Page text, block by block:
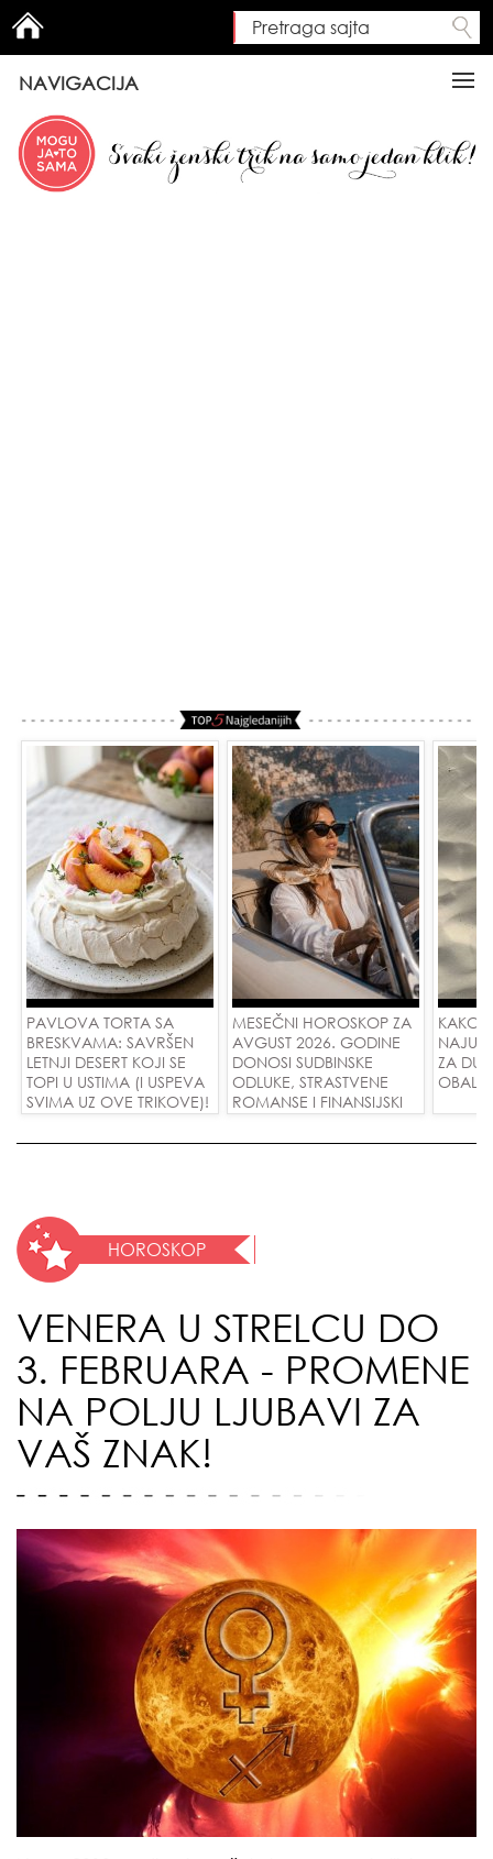
Search form
Pretraga sajta
NAVIGACIJA
PAVLOVA TORTA SA
BRESKVAMA: SAVRŠEN
LETNJI DESERT KOJI SE
TOPI U USTIMA (I USPEVA
SVIMA UZ OVE TRIKOVE)!
MESEČNI HOROSKOP ZA
AVGUST 2026. GODINE
DONOSI SUDBINSKE
ODLUKE, STRASTVENE
ROMANSE I FINANSIJSKI
KAKO
ZA
HOROSKOP
VENERA U STRELCU DO
3. FEBRUARA - PROMENE
NA POLJU LJUBAVI ZA
VAŠ ZNAK!